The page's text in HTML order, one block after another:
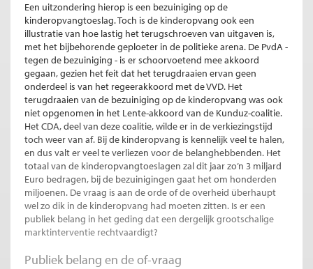
Een uitzondering hierop is een bezuiniging op de
kinderopvangtoeslag. Toch is de kinderopvang ook een
illustratie van hoe lastig het terugschroeven van uitgaven is,
met het bijbehorende geploeter in de politieke arena. De PvdA -
tegen de bezuiniging - is er schoorvoetend mee akkoord
gegaan, gezien het feit dat het terugdraaien ervan geen
onderdeel is van het regeerakkoord met de VVD. Het
terugdraaien van de bezuiniging op de kinderopvang was ook
niet opgenomen in het Lente-akkoord van de Kunduz-coalitie.
Het CDA, deel van deze coalitie, wilde er in de verkiezingstijd
toch weer van af. Bij de kinderopvang is kennelijk veel te halen,
en dus valt er veel te verliezen voor de belanghebbenden. Het
totaal van de kinderopvangtoeslagen zal dit jaar zo’n 3 miljard
Euro bedragen, bij de bezuinigingen gaat het om honderden
miljoenen. De vraag is aan de orde of de overheid überhaupt
wel zo dik in de kinderopvang had moeten zitten. Is er een
publiek belang in het geding dat een dergelijk grootschalige
marktinterventie rechtvaardigt?
Publiek belang en de of-vraag